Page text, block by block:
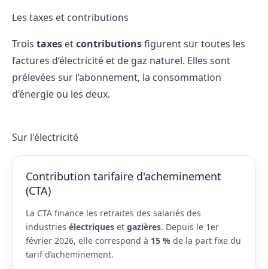
Les taxes et contributions
Trois taxes etcontributionsfigurent sur toutes les
factures d’électricité et de gaz naturel. Elles sont
prélevées sur l’abonnement, la consommation
d’énergie ou les deux.
Sur l'électricité
Contribution tarifaire d'acheminement
(CTA)
La CTA finance les retraites des salariés des
industries électriques et gazières. Depuis le 1er
février 2026, elle correspond à 15 % de la part fixe du
tarif d’acheminement.